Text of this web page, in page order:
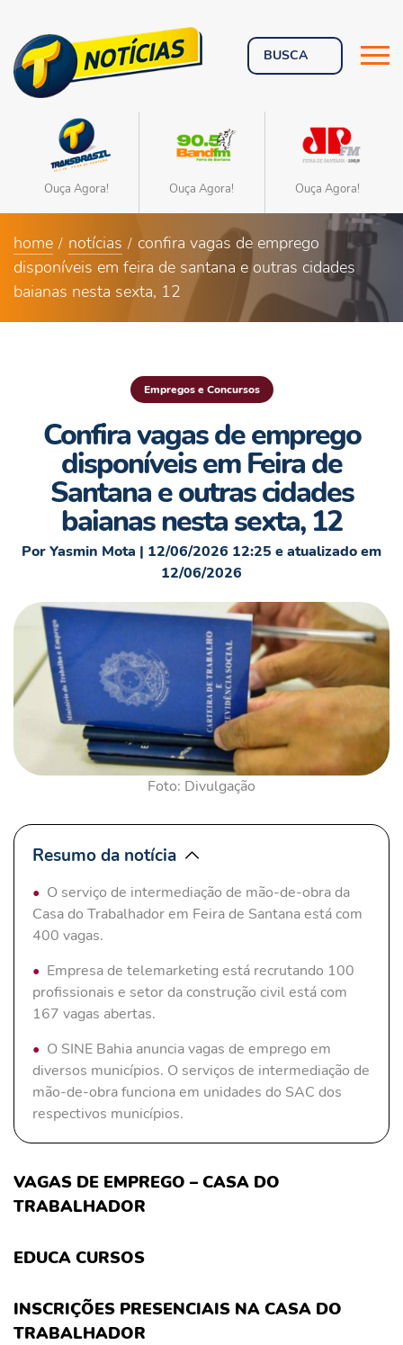
Ouça Agora! Ouça Agora! Ouça Agora!
home notícias
confira vagas de emprego
disponíveis em feira de santana e outras cidades
baianas nesta sexta, 12
Empregos e Concursos
Confira vagas de emprego
disponíveis em Feira de
Santana e outras cidades
baianas nesta sexta, 12
Por Yasmin Mota | 12/06/2026 12:25 e atualizado em
12/06/2026
Foto: Divulgação
Resumo da notícia
O serviço de intermediação de mão-de-obra da
Casa do Trabalhador em Feira de Santana está com
400 vagas.
Empresa de telemarketing está recrutando 100
profissionais e setor da construção civil está com
167 vagas abertas.
O SINE Bahia anuncia vagas de emprego em
diversos municípios. O serviços de intermediação de
mão-de-obra funciona em unidades do SAC dos
respectivos municípios.
VAGAS DE EMPREGO – CASA DO
TRABALHADOR
EDUCA CURSOS
INSCRIÇÕES PRESENCIAIS NA CASA DO
TRABALHADOR